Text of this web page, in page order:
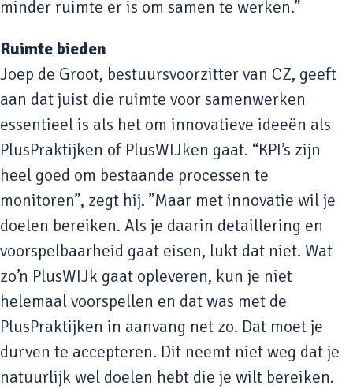
minder ruimte er is om samen te werken.”
Ruimte bieden
Joep de Groot, bestuursvoorzitter van CZ, geeft
aan dat juist die ruimte voor samenwerken
essentieel is als het om innovatieve ideeën als
PlusPraktijken of PlusWIJken gaat. “KPI’s zijn
heel goed om bestaande processen te
monitoren”, zegt hij. ”Maar met innovatie wil je
doelen bereiken. Als je daarin detaillering en
voorspelbaarheid gaat eisen, lukt dat niet. Wat
zo’n PlusWIJk gaat opleveren, kun je niet
helemaal voorspellen en dat was met de
PlusPraktijken in aanvang net zo. Dat moet je
durven te accepteren. Dit neemt niet weg dat je
natuurlijk wel doelen hebt die je wilt bereiken.